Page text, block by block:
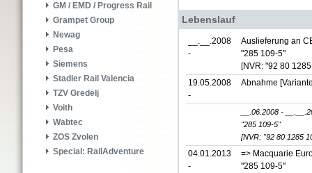
GM / EMD / Progress Rail
Grampet Group
Newag
Pesa
Siemens
Stadler Rail Valencia
TZV Gredelj
Voith
Wabtec
ZOS Zvolen
Special: RailAdventure
Lebenslauf
__.__.2008
-
Auslieferung an
"285 109-5"
[NVR: "92 80
19.05.2008
-
Abnahme
__.06.2008 -
"285 109-5"
[NVR: "92 80 1285
04.01.2013
-
=> Macquarie
"285 109-5"